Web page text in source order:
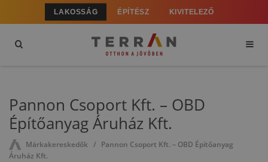
LAKOSSÁG ÉPÍTÉSZ KIVITELEZŐ
Pannon Csoport Kft. – OBD
Építőanyag Áruház Kft.
Márkakereskedők
Pannon Csoport Kft. – OBD Építőanyag
Áruház Kft.